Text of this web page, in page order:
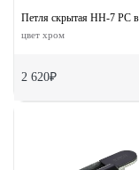
Петля скрытая HH-7 PC
цвет хром
2 620₽